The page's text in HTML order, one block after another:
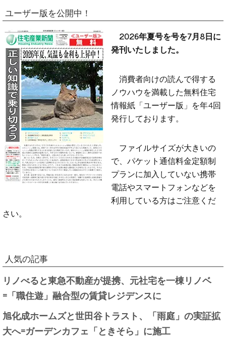
ユーザー版を公開中！
2026年夏号を号を7月8日に
発刊いたしました。
消費者向けの読んで得する
ノウハウを満載した無料住宅
情報紙「ユーザー版」を年4回
発行しております。
ファイルサイズが大きいの
で、パケット通信料金定額制
プランに加入していない携帯
電話やスマートフォンなどを
利用している方はご注意くだ
さい。
人気の記事
リノべると東急不動産が提携、元社宅を一棟リノベ
=「職住遊」融合型の賃貸レジデンスに
旭化成ホームズと世田谷トラスト、「雨庭」の実証拡
大へ=ガーデンカフェ「ときそら」に施工